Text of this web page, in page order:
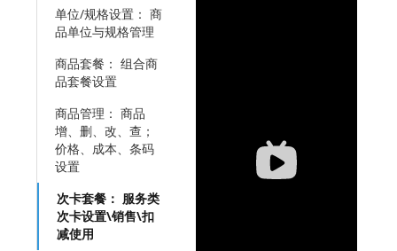
单位/规格设置：​​ 商
品单位与规格管理
商品套餐：​​ 组合商
品套餐设置
商品管理：​​ 商品
增、删、改、查；
价格、成本、条码
设置
次卡套餐：​​ 服务类
次卡设置\销售\扣
减使用